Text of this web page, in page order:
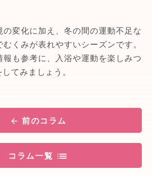
の変化に加え、冬の間の運動不足な
くみが表れやすいシーズンです。
報も参考に、入浴や運動を楽しみつ
てみましょう。
前のコラム
コラム一覧